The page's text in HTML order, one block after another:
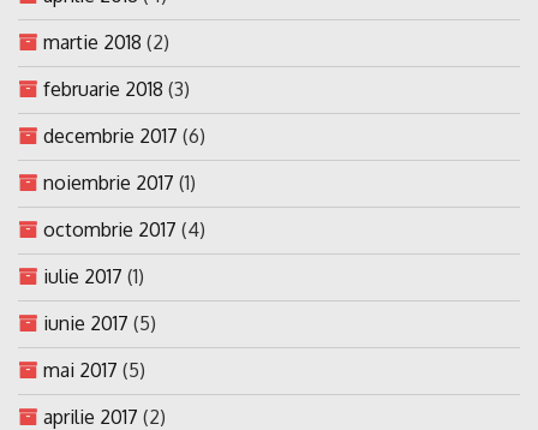
martie 2018 (2)
februarie 2018 (3)
decembrie 2017 (6)
noiembrie 2017 (1)
octombrie 2017 (4)
iulie 2017 (1)
iunie 2017 (5)
mai 2017 (5)
aprilie 2017 (2)